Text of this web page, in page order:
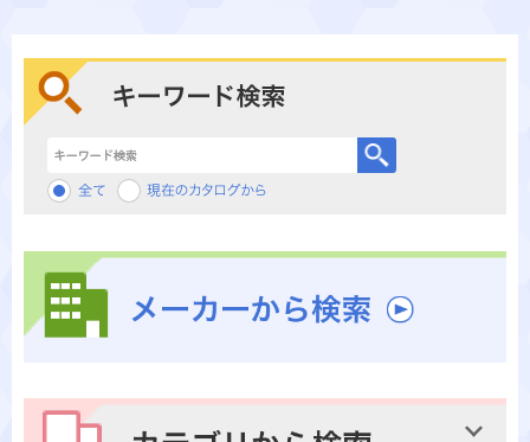
キーワード検索